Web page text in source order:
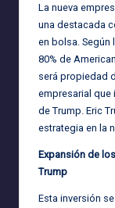
La nueva
una destacada
en bolsa. Según
80% de
será propiedad
empresarial que
de Trump. Eric
estrategia en la
Expansión de
Trump
Esta inversión